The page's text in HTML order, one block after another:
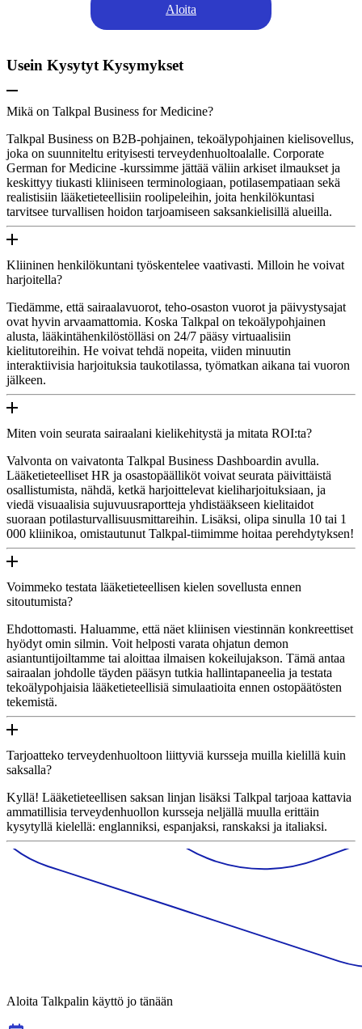
Aloita
Usein Kysytyt Kysymykset
Mikä on Talkpal Business for Medicine?
Talkpal Business on B2B-pohjainen, tekoälypohjainen kielisovellus,
joka on suunniteltu erityisesti terveydenhuoltoalalle. Corporate
German for Medicine -kurssimme jättää väliin arkiset ilmaukset ja
keskittyy tiukasti kliiniseen terminologiaan, potilasempatiaan sekä
realistisiin lääketieteellisiin roolipeleihin, joita henkilökuntasi
tarvitsee turvallisen hoidon tarjoamiseen saksankielisillä alueilla.
Kliininen henkilökuntani työskentelee vaativasti. Milloin he voivat
harjoitella?
Tiedämme, että sairaalavuorot, teho-osaston vuorot ja päivystysajat
ovat hyvin arvaamattomia. Koska Talkpal on tekoälypohjainen
alusta, lääkintähenkilöstölläsi on 24/7 pääsy virtuaalisiin
kielitutoreihin. He voivat tehdä nopeita, viiden minuutin
interaktiivisia harjoituksia taukotilassa, työmatkan aikana tai vuoron
jälkeen.
Miten voin seurata sairaalani kielikehitystä ja mitata ROI:ta?
Valvonta on vaivatonta Talkpal Business Dashboardin avulla.
Lääketieteelliset HR ja osastopäälliköt voivat seurata päivittäistä
osallistumista, nähdä, ketkä harjoittelevat kieliharjoituksiaan, ja
viedä visuaalisia sujuvuusraportteja yhdistääkseen kielitaidot
suoraan potilasturvallisuusmittareihin. Lisäksi, olipa sinulla 10 tai 1
000 kliinikoa, omistautunut Talkpal-tiimimme hoitaa perehdytyksen!
Voimmeko testata lääketieteellisen kielen sovellusta ennen
sitoutumista?
Ehdottomasti. Haluamme, että näet kliinisen viestinnän konkreettiset
hyödyt omin silmin. Voit helposti varata ohjatun demon
asiantuntijoiltamme tai aloittaa ilmaisen kokeilujakson. Tämä antaa
sairaalan johdolle täyden pääsyn tutkia hallintapaneelia ja testata
tekoälypohjaisia lääketieteellisiä simulaatioita ennen ostopäätösten
tekemistä.
Tarjoatteko terveydenhuoltoon liittyviä kursseja muilla kielillä kuin
saksalla?
Kyllä! Lääketieteellisen saksan linjan lisäksi Talkpal tarjoaa kattavia
ammatillisia terveydenhuollon kursseja neljällä muulla erittäin
kysytyllä kielellä: englanniksi, espanjaksi, ranskaksi ja italiaksi.
Aloita Talkpalin käyttö jo tänään